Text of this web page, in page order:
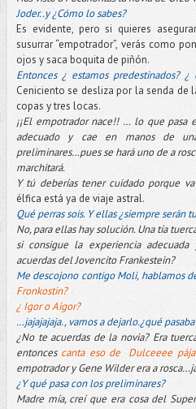
Joder..y ¿Cómo lo sabes?
Es evidente, pero si quieres
susurrar “empotrador”, verás como
ojos y saca boquita de piñón.
Entonces ¿ estamos predestinados?
Ceniciento se desliza por la senda
copas y tres locas.
¡¡El empotrador nace!! … lo que pasa
adecuado y cae en manos de
preliminares…pues se hará uno de a
marchitará.
Y tú deberías tener cuidado porque
élfica está ya de viaje astral.
Qué perras sois.Y ellas ¿siempre serán
No, para ellas hay solución. Una tía
si consigue la experiencia
acuerdas del Jovencito Frankestein?
Me descojono contigo Moli, hablamos
Fronkostin?
¿ Igor o Aigor?
…jajajajaja., vamos a dejarlo.¿qué
¿No te acuerdas de la novia? Era
entonces canta eso de Dulceeee
empotrador y Gene Wilder era a
¿Y qué pasa con los preliminares?
Madre mía, creí que era cosa del